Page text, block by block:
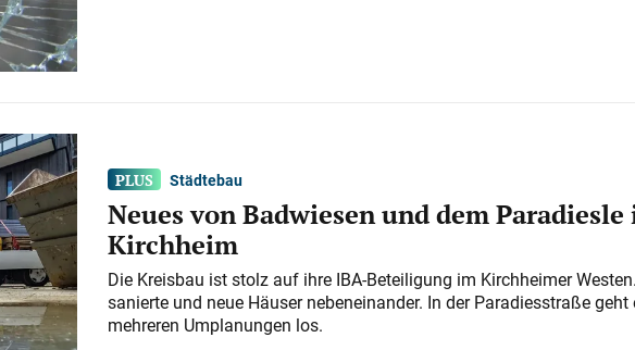
Städtebau
Neues von Badwiesen und dem Paradiesle
Kirchheim
Die Kreisbau ist stolz auf ihre IBA-Beteiligung im Kirchheimer
sanierte und neue Häuser nebeneinander. In der Paradiesstraße geht
mehreren Umplanungen los.